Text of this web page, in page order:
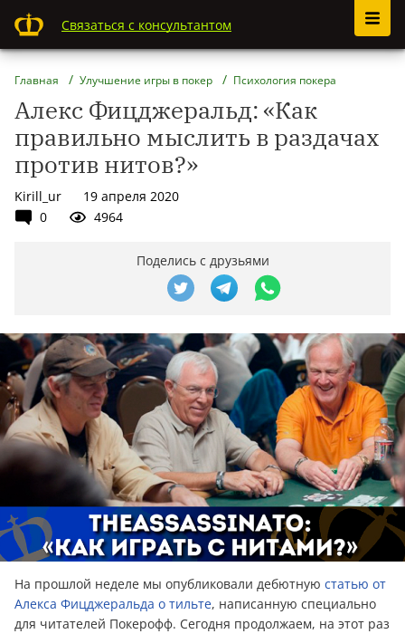
Связаться с консультантом
Главная Улучшение игры в покер Психология покера
Алекс Фицджеральд: «Как
правильно мыслить в раздачах
против нитов?»
Kirill_ur
19 апреля 2020
0
4964
Поделись с друзьями
На прошлой неделе мы опубликовали дебютную статью от
Алекса Фицджеральда о тильте, написанную специально
для читателей Покерофф. Сегодня продолжаем, на этот раз